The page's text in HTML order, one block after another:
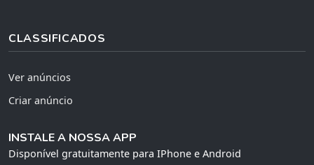
CLASSIFICADOS
Ver anúncios
Criar anúncio
INSTALE A NOSSA APP
Disponível gratuitamente para IPhone e Android